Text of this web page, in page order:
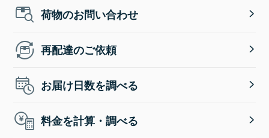
荷物のお問い合わせ
再配達のご依頼
お届け日数を調べる
料金を計算・調べる